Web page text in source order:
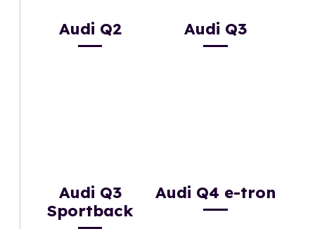
Audi Q2 Audi Q3
Audi Q3
Sportback
Audi Q4 e-tron